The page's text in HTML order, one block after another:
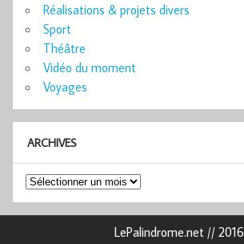
Réalisations & projets divers
Sport
Théâtre
Vidéo du moment
Voyages
ARCHIVES
Archives
LePalindrome.net // 2016